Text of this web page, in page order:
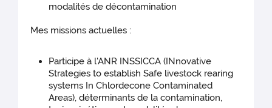
modalités de décontamination
Mes missions actuelles :
Participe à l'ANR INSSICCA (INnovative
Strategies to establish Safe livestock rearing
systems In Chlordecone Contaminated
Areas), déterminants de la contamination,